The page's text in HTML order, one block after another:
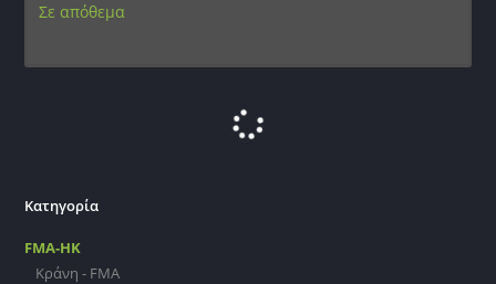
Σε απόθεμα
Κατηγορία
FMA-HK
Κράνη - FMA